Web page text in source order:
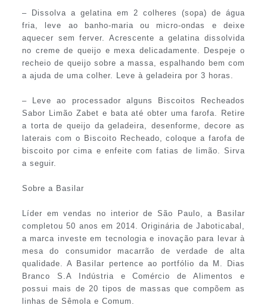
– Dissolva a gelatina em 2 colheres (sopa) de água
fria, leve ao banho-maria ou micro-ondas e deixe
aquecer sem ferver. Acrescente a gelatina dissolvida
no creme de queijo e mexa delicadamente. Despeje o
recheio de queijo sobre a massa, espalhando bem com
a ajuda de uma colher. Leve à geladeira por 3 horas.
– Leve ao processador alguns Biscoitos Recheados
Sabor Limão Zabet e bata até obter uma farofa. Retire
a torta de queijo da geladeira, desenforme, decore as
laterais com o Biscoito Recheado, coloque a farofa de
biscoito por cima e enfeite com fatias de limão. Sirva
a seguir.
Sobre a Basilar
Líder em vendas no interior de São Paulo, a Basilar
completou 50 anos em 2014. Originária de Jaboticabal,
a marca investe em tecnologia e inovação para levar à
mesa do consumidor macarrão de verdade de alta
qualidade. A Basilar pertence ao portfólio da M. Dias
Branco S.A Indústria e Comércio de Alimentos e
possui mais de 20 tipos de massas que compõem as
linhas de Sêmola e Comum.